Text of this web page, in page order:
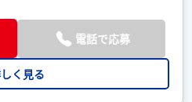
電話で応募
く見る